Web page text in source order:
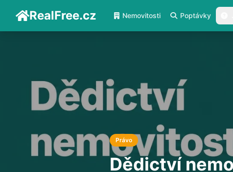
RealFree.cz Nemovitosti Poptávky
Právo
Dědictví